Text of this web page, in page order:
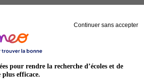
Continuer sans accepter
pour rendre la recherche d’écoles et de
efficace.